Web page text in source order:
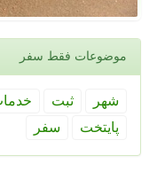
موضوعات فقط سفر
شهر ثبت
پایتخت
سفر